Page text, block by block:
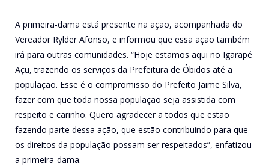
A primeira-dama está presente na ação, acompanhada do
Vereador Rylder Afonso, e informou que essa ação também
irá para outras comunidades. “Hoje estamos aqui no Igarapé
Açu, trazendo os serviços da Prefeitura de Óbidos até a
população. Esse é o compromisso do Prefeito Jaime Silva,
fazer com que toda nossa população seja assistida com
respeito e carinho. Quero agradecer a todos que estão
fazendo parte dessa ação, que estão contribuindo para que
os direitos da população possam ser respeitados”, enfatizou
a primeira-dama.